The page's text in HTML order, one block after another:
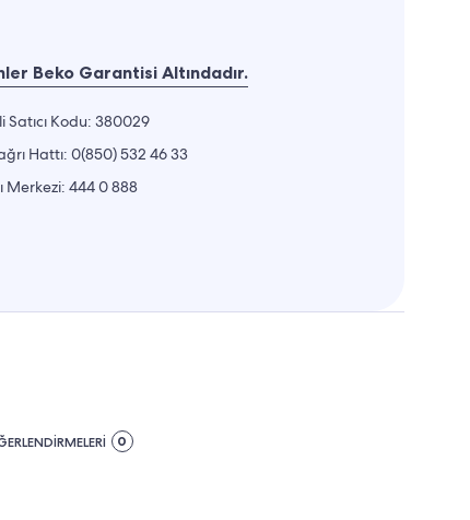
Beko Garantisi Altındadır.
Satıcı Kodu: 380029
Hattı: 0(850) 532 46 33
Merkezi: 444 0 888
0